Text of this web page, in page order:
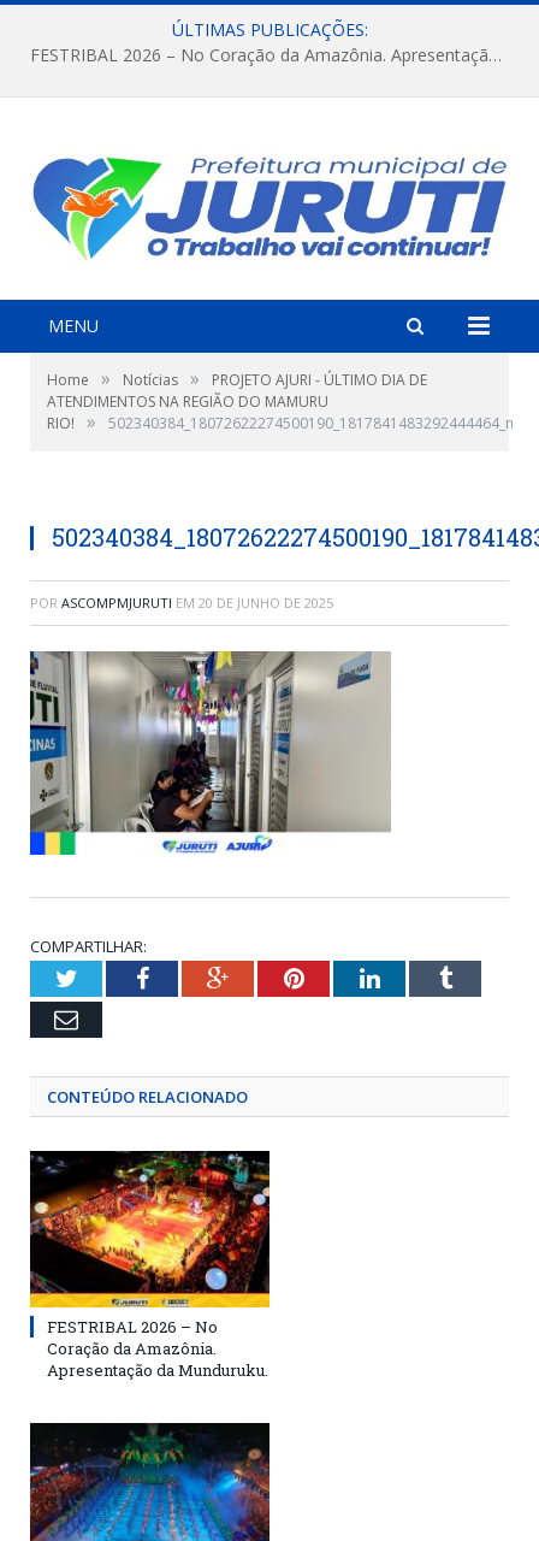
ÚLTIMAS PUBLICAÇÕES:
FESTRIBAL 2026 – No Coração da Amazônia. Apresentação da Munduruku.
MENU
Home » Notícias »
PROJETO AJURI - ÚLTIMO DIA DE
ATENDIMENTOS NA REGIÃO DO MAMURU
RIO!
» 502340384_18072622274500190_1817841483292444464_n
POR ASCOMPMJURUTI EM 20 DE JUNHO DE 2025
COMPARTILHAR:
TwitterFacebookGoogle+PinterestLinkedInTumblr
Email
CONTEÚDO RELACIONADO
FESTRIBAL 2026 – No
Coração da Amazônia.
Apresentação da Munduruku.